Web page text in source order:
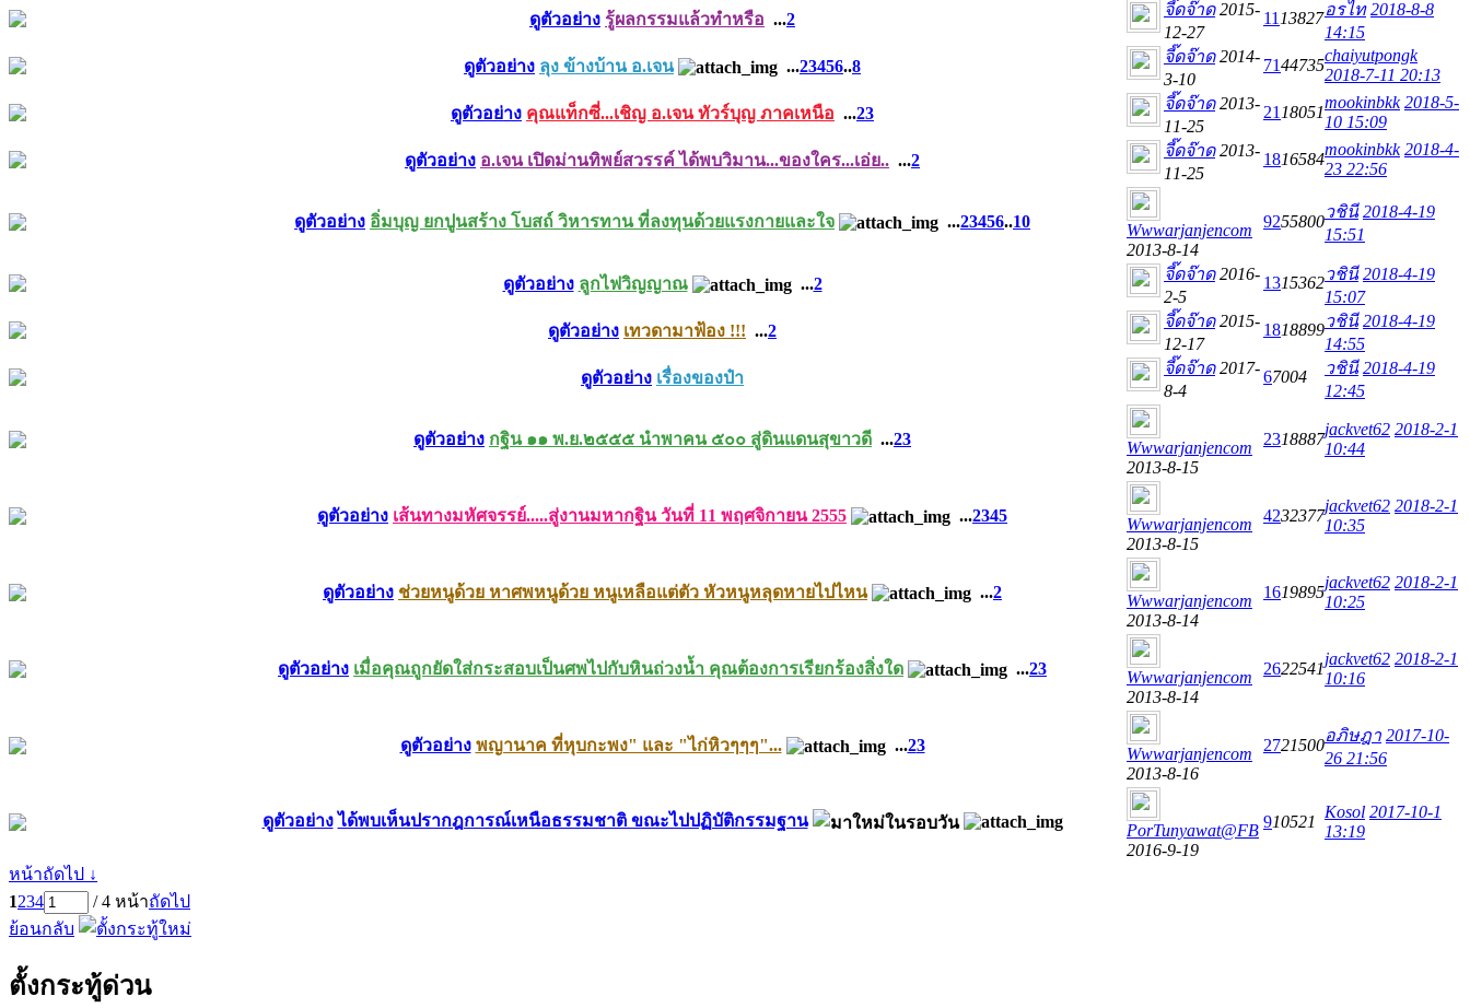
ดูตัวอย่าง รู้ผลกรรมแล้วทำหรือ ...2
จี๊ดจ๊าด 2015-
12-27
11 13827อรไท 2018-8-8
14:15
ดูตัวอย่าง ลุง ข้างบ้าน อ.เจน ...23456..8
จี๊ดจ๊าด 2014-
3-10
7144735
chaiyutpongk
2018-7-11 20:13
ดูตัวอย่าง คุณแท็กซี่...เชิญ อ.เจน ทัวร์บุญ ภาคเหนือ ...23
จี๊ดจ๊าด 2013-
11-25
21 18051
mookinbkk 2018-5-
10 15:09
ดูตัวอย่าง อ.เจน เปิดม่านทิพย์สวรรค์ ได้พบวิมาน...ของใคร...เอ่ย.. ...2
จี๊ดจ๊าด 2013-
11-25
1816584
mookinbkk 2018-4-
23 22:56
ดูตัวอย่าง อิ่มบุญ ยกปูนสร้าง โบสถ์ วิหารทาน ที่ลงทุนด้วยแรงกายและใจ ...23456..10
Wwwarjanjencom
2013-8-14
9255800
วชินี 2018-4-19
15:51
ดูตัวอย่าง ลูกไฟวิญญาณ ...2
จี๊ดจ๊าด 2016-
2-5
1315362วชินี 2018-4-19
15:07
ดูตัวอย่าง เทวดามาฟ้อง !!! ...2
จี๊ดจ๊าด 2015-
12-17
1818899วชินี 2018-4-19
14:55
ดูตัวอย่าง เรื่องของป๋า
จี๊ดจ๊าด 2017-
8-4
67004 วชินี 2018-4-19
12:45
ดูตัวอย่าง กฐิน ๑๑ พ.ย.๒๕๕๕ นำพาคน ๕๐๐ สู่ดินแดนสุขาวดี ...23
Wwwarjanjencom
2013-8-15
2318887
jackvet62 2018-2-1
10:44
ดูตัวอย่าง เส้นทางมหัศจรรย์.....สู่งานมหากฐิน วันที่ 11 พฤศจิกายน 2555 ...2345
Wwwarjanjencom
2013-8-15
4232377
jackvet62 2018-2-1
10:35
ดูตัวอย่าง ช่วยหนูด้วย หาศพหนูด้วย หนูเหลือแต่ตัว หัวหนูหลุดหายไปไหน ...2
Wwwarjanjencom
2013-8-14
1619895
jackvet62 2018-2-1
10:25
ดูตัวอย่าง เมื่อคุณถูกยัดใส่กระสอบเป็นศพไปกับหินถ่วงน้ำ คุณต้องการเรียกร้องสิ่งใด ...23
Wwwarjanjencom
2013-8-14
2622541
jackvet62 2018-2-1
10:16
ดูตัวอย่าง พญานาค ที่หุบกะพง" และ "ไก่หิวๆๆๆ"... ...23
Wwwarjanjencom
2013-8-16
2721500
อภิษฎา 2017-10-
26 21:56
ดูตัวอย่าง ได้พบเห็นปรากฎการณ์เหนือธรรมชาติ ขณะไปปฏิบัติกรรมฐาน
PorTunyawat@FB
2016-9-19
910521
Kosol 2017-10-1
13:19
หน้าถัดไป ↓
1234 / 4 หน้าถัดไป
ย้อนกลับ
ตั้งกระทู้ด่วน